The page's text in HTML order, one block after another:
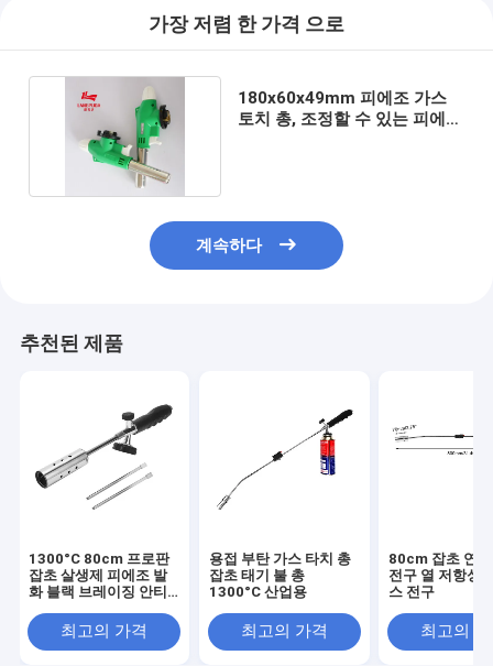
가장 저렴 한 가격 으로
180x60x49mm 피에조 가스
토치 총, 조정할 수 있는 피에조
계속하다
추천된 제품
1300°C 80cm 프로판
잡초 살생제 피에조 발
화 블랙 브레이징 안티
최고의 가격
용접 부탄 가스 타치 총
잡초 태기 불 총
1300°C 산업용
최고의 가격
80cm 잡초 연
전구 열 저항성
스 전구
최고의